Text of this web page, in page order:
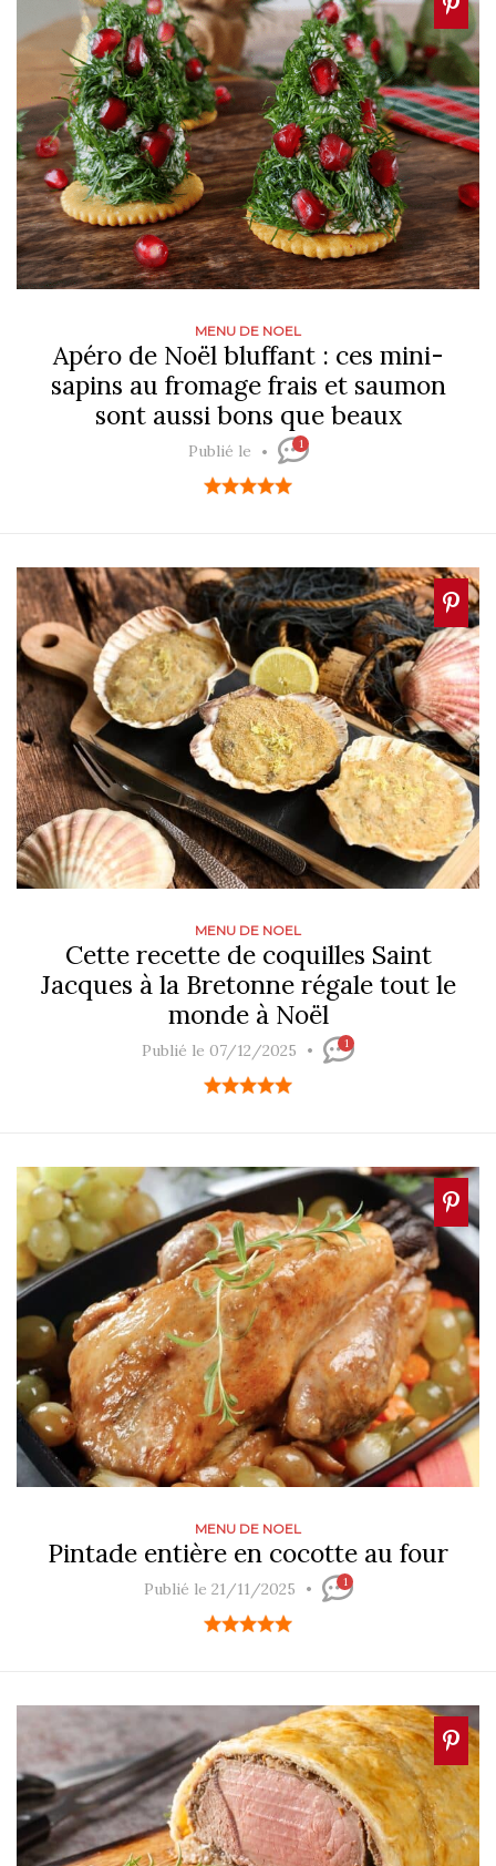
MENU DE NOEL
Apéro de Noël bluffant : ces mini-
sapins au fromage frais et saumon
sont aussi bons que beaux
Publié le 1
MENU DE NOEL
Cette recette de coquilles Saint
Jacques à la Bretonne régale tout le
monde à Noël
Publié le 07/12/2025 1
MENU DE NOEL
Pintade entière en cocotte au four
Publié le 21/11/2025 1